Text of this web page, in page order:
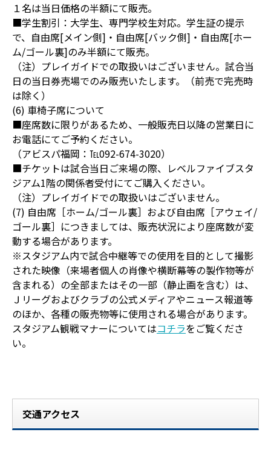
１名は当日価格の半額にて販売。
■学生割引：大学生、専門学校生対応。学生証の提示
で、自由席[メイン側]・自由席[バック側]・自由席[ホー
ム/ゴール裏]のみ半額にて販売。
（注）プレイガイドでの取扱いはございません。試合当
日の当日券売場でのみ販売いたします。（前売で完売時
は除く）
(6) 車椅子席について
■座席数に限りがあるため、一般販売日以降の営業日に
お電話にてご予約ください。
（アビスパ福岡：℡092-674-3020）
■チケットは試合当日ご来場の際、レベルファイブスタ
ジアム1階の関係者受付にてご購入ください。
（注）プレイガイドでの取扱いはございません。
(7) 自由席［ホーム/ゴール裏］および自由席［アウェイ/
ゴール裏］につきましては、販売状況により座席数が変
動する場合があります。
※スタジアム内で試合中継等での使用を目的として撮影
された映像（来場者個人の肖像や横断幕等の製作物等が
含まれる）の全部またはその一部（静止画を含む）は、
Ｊリーグおよびクラブの公式メディアやニュース報道等
のほか、各種の販売物等に使用される場合があります。
スタジアム観戦マナーについてはコチラをご覧くださ
い。
交通アクセス